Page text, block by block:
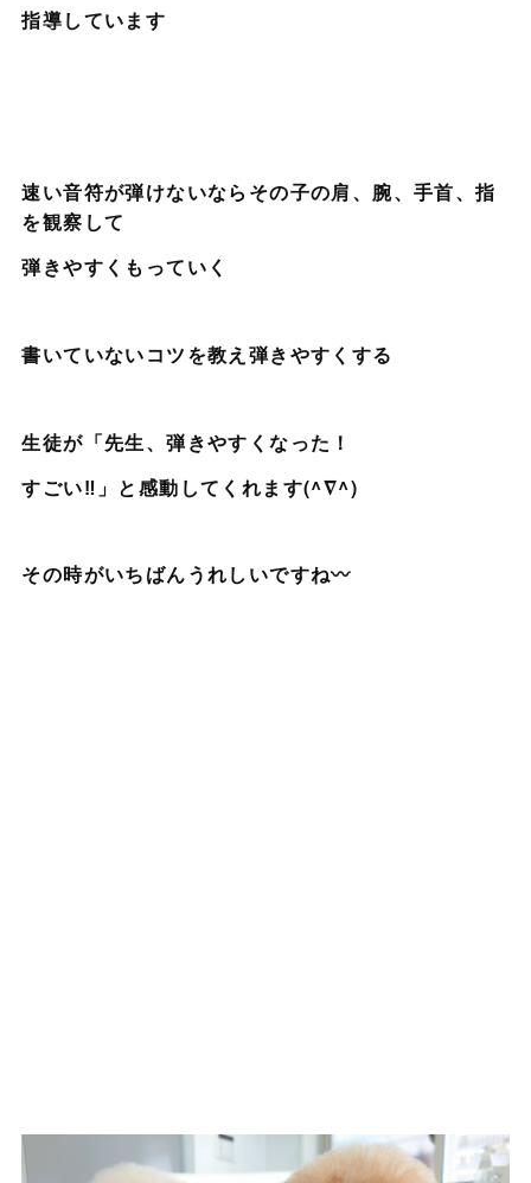
指導しています
速い音符が弾けないならその子の肩、腕、手首、指
を観察して
弾きやすくもっていく
書いていないコツを教え弾きやすくする
生徒が「先生、弾きやすくなった！
すごい‼️」と感動してくれます(^∇^)
その時がいちばんうれしいですね〰️